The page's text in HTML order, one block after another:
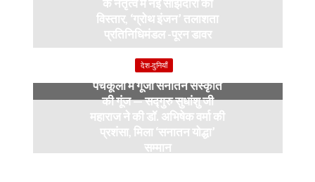
के नेतृत्व में नई साझेदारी का
विस्तार, ‘ग्रोथ इंजन’ तलाशता
प्रतिनिधिमंडल -पूरन डावर
9 months ago
देश-दुनियाँ
पंचकूला में गूंजी सनातन संस्कृति
की गूंज — सद्गुरु सुधांशु जी
महाराज ने की डॉ. अभिषेक वर्मा की
प्रशंसा, मिला ‘सनातन योद्धा’
सम्मान